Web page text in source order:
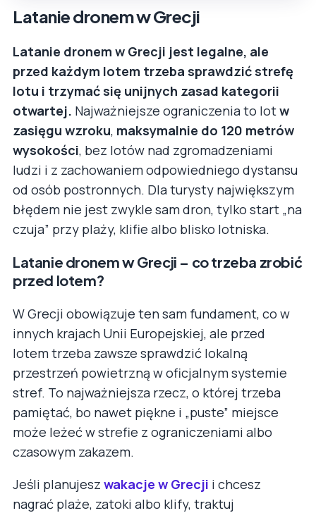
Latanie dronem w Grecji
Latanie dronem w Grecji jest legalne, ale
przed każdym lotem trzeba sprawdzić strefę
lotu i trzymać się unijnych zasad kategorii
otwartej. Najważniejsze ograniczenia to lotw
zasięgu wzroku, maksymalnie do 120 metrów
wysokości, bez lotów nad zgromadzeniami
ludzi i z zachowaniem odpowiedniego dystansu
od osób postronnych. Dla turysty największym
błędem nie jest zwykle sam dron, tylko start „na
czuja” przy plaży, klifie albo blisko lotniska.
Latanie dronem w Grecji – co trzeba zrobić
przed lotem?
W Grecji obowiązuje ten sam fundament, co w
innych krajach Unii Europejskiej, ale przed
lotem trzeba zawsze sprawdzić lokalną
przestrzeń powietrzną w oficjalnym systemie
stref. To najważniejsza rzecz, o której trzeba
pamiętać, bo nawet piękne i „puste” miejsce
może leżeć w strefie z ograniczeniami albo
czasowym zakazem.
Jeśli planujesz wakacje w Grecji i chcesz
nagrać plaże, zatoki albo klify, traktuj